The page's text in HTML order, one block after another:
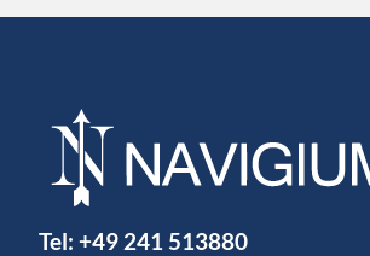
Tel: +49 241 513880